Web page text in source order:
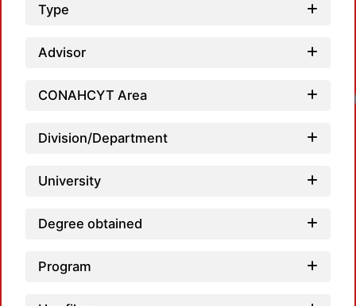
Type
Advisor
CONAHCYT Area
Division/Department
University
Degree obtained
Program